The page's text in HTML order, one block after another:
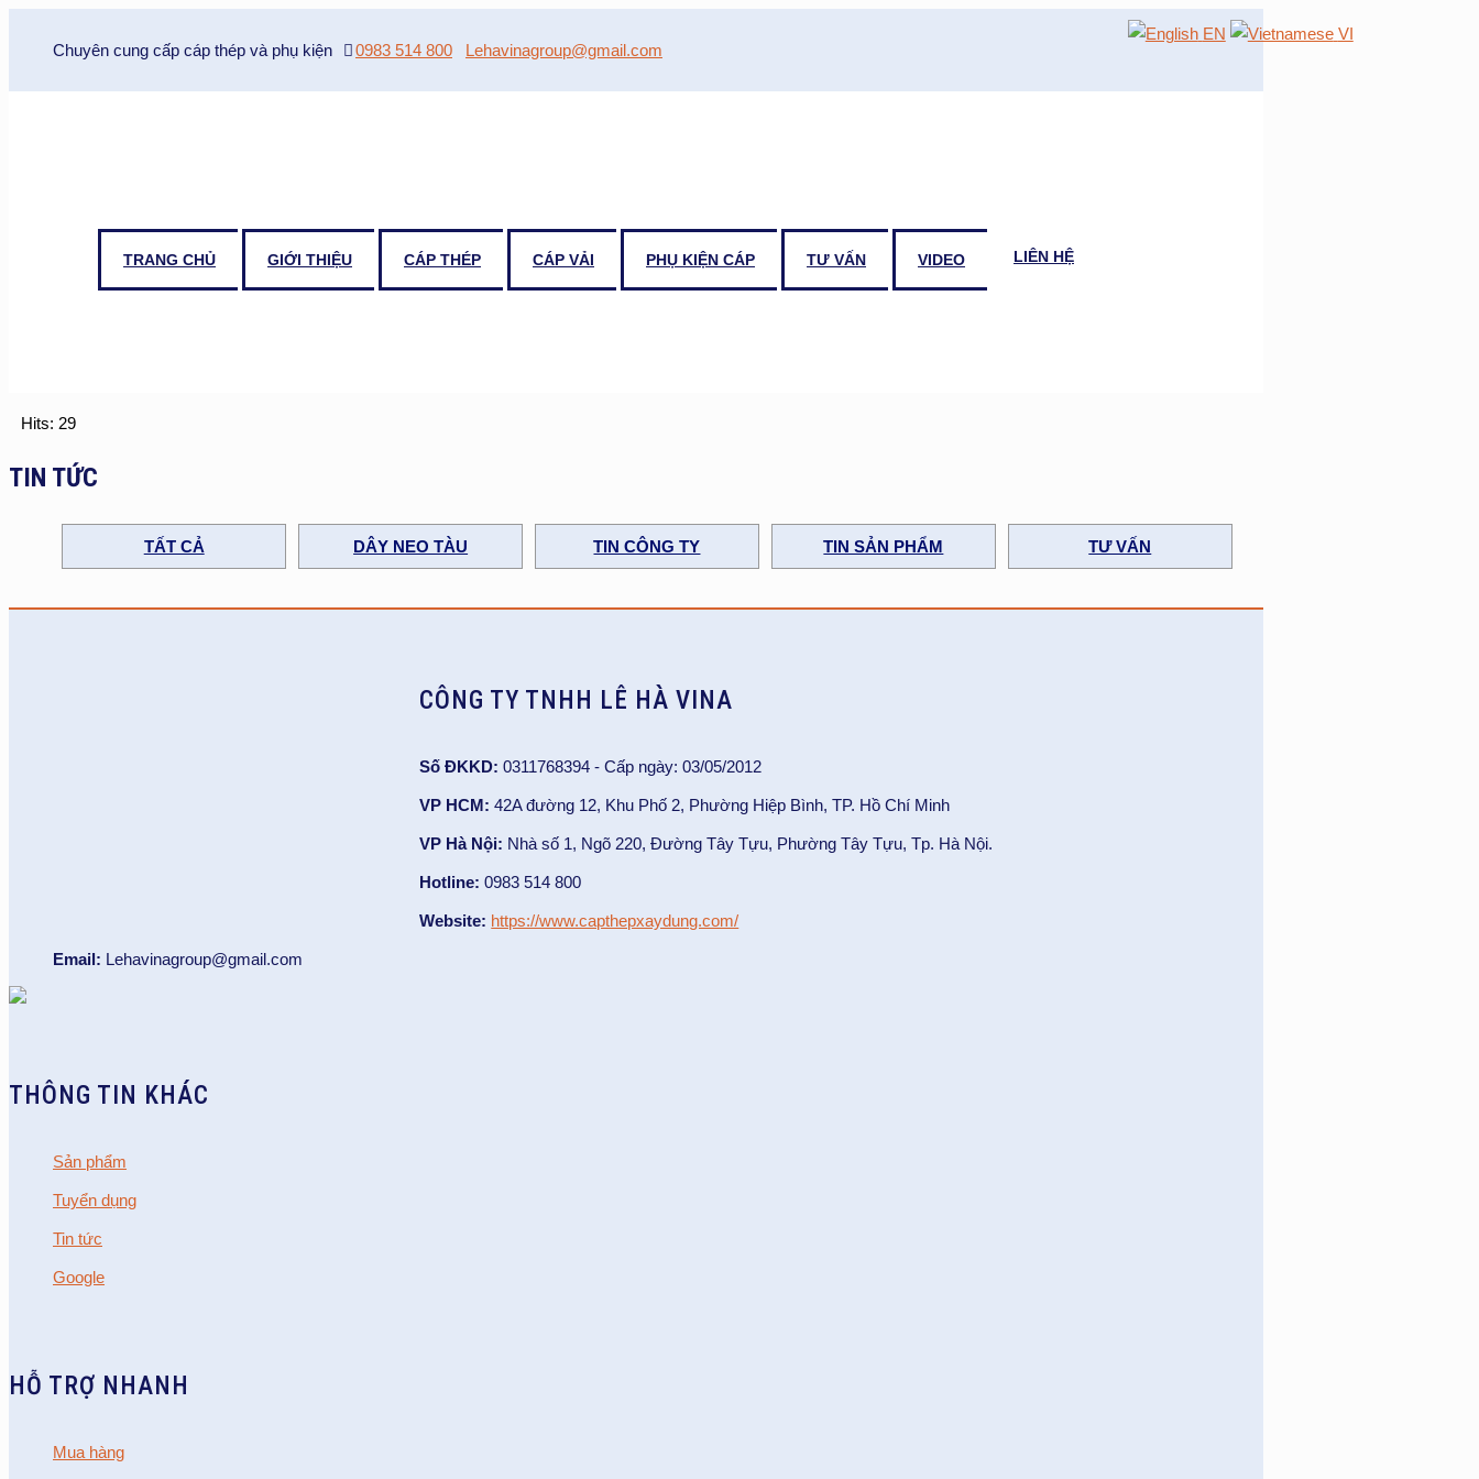
Chuyên cung cấp cáp thép và phụ kiện 0983 514 800 Lehavinagroup@gmail.com
TRANG CHỦ GIỚI THIỆU CÁP THÉP CÁP VẢI PHỤ KIỆN CÁP TƯ VẤN VIDEO LIÊN HỆ
Hits: 29
TIN TỨC
TẤT CẢ DÂY NEO TÀU TIN CÔNG TY TIN SẢN PHẨM TƯ VẤN
CÔNG TY TNHH LÊ HÀ VINA
Số ĐKKD: 0311768394 - Cấp ngày: 03/05/2012
VP HCM: 42A đường 12, Khu Phố 2, Phường Hiệp Bình, TP. Hồ Chí Minh
VP Hà Nội: Nhà số 1, Ngõ 220, Đường Tây Tựu, Phường Tây Tựu, Tp. Hà Nội.
Hotline: 0983 514 800
Website: https://www.capthepxaydung.com/
Email: Lehavinagroup@gmail.com
THÔNG TIN KHÁC
Sản phẩm
Tuyển dụng
Tin tức
Google
HỖ TRỢ NHANH
Mua hàng
EN VI